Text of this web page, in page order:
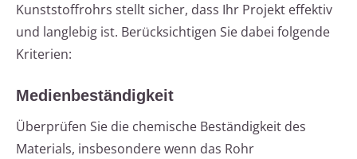
Kunststoffrohrs stellt sicher, dass Ihr Projekt effektiv
und langlebig ist. Berücksichtigen Sie dabei folgende
Kriterien:
Medienbeständigkeit
Überprüfen Sie die chemische Beständigkeit des
Materials, insbesondere wenn das Rohr